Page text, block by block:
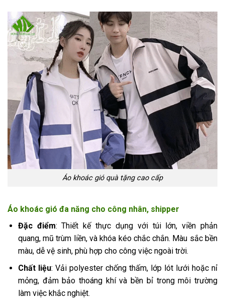
Áo khoác gió quà tặng cao cấp
Áo khoác gió đa năng cho công nhân, shipper
Đặc điểm: Thiết kế thực dụng với túi lớn, viền phản
quang, mũ trùm liền, và khóa kéo chắc chắn. Màu sắc bền
màu, dễ vệ sinh, phù hợp cho công việc ngoài trời.
Chất liệu: Vải polyester chống thấm, lớp lót lưới hoặc nỉ
mỏng, đảm bảo thoáng khí và bền bỉ trong môi trường
làm việc khắc nghiệt.